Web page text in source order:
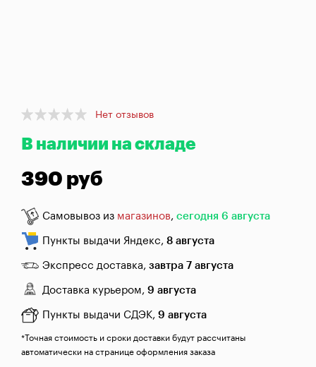
консервирование
Коптильни
Адреса
Отследить
заказ
Заказать
Item
of
Нет отзывов
В наличии на складе
390 руб
Самовывоз из магазинов, сегодня 6 августа
Пункты выдачи Яндекс, 8 августа
Экспресс доставка, завтра 7 августа
Доставка курьером, 9 августа
Пункты выдачи СДЭК, 9 августа
*Точная стоимость и сроки доставки будут рассчитаны
автоматически на странице оформления заказа